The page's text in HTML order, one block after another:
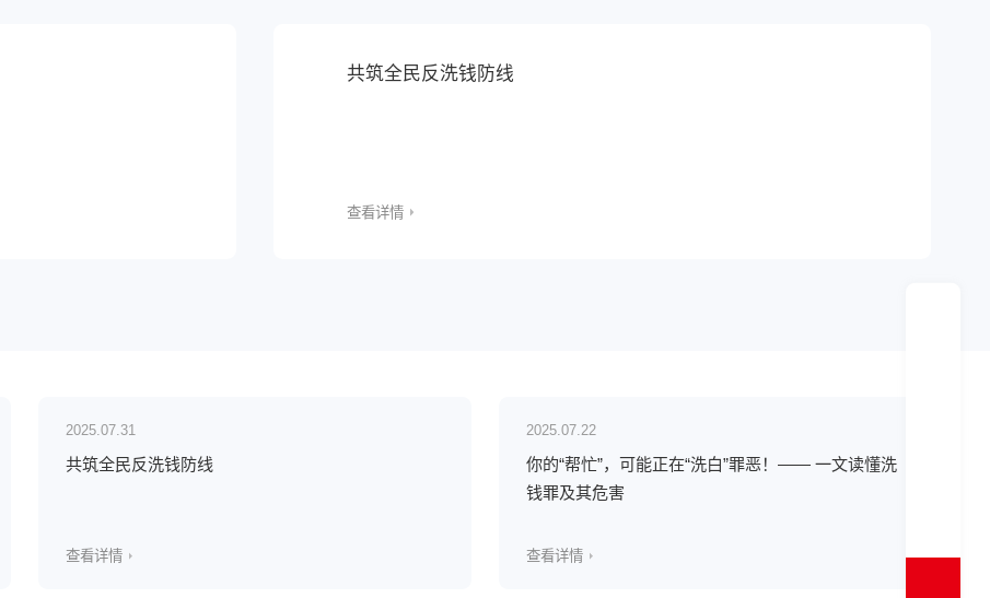
共筑全民反洗钱防线
查看详情
2025.07.31
共筑全民反洗钱防线
查看详情
2025.07.22
你的“帮忙”，可能正在“洗白”罪恶！—— 一文读懂洗
钱罪及其危害
查看详情